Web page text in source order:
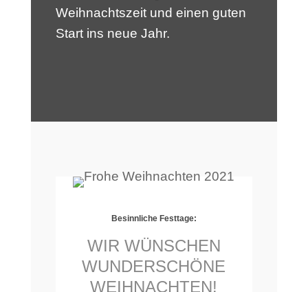
Weihnachtszeit und einen guten
Start ins neue Jahr.
Besinnliche Festtage:
WIR WÜNSCHEN
WUNDERSCHÖNE
WEIHNACHTEN!